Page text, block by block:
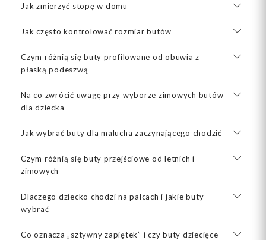
Jak zmierzyć stopę w domu
Jak często kontrolować rozmiar butów
Czym różnią się buty profilowane od obuwia z
płaską podeszwą
Na co zwrócić uwagę przy wyborze zimowych butów
dla dziecka
Jak wybrać buty dla malucha zaczynającego chodzić
Czym różnią się buty przejściowe od letnich i
zimowych
Dlaczego dziecko chodzi na palcach i jakie buty
wybrać
Co oznacza „sztywny zapiętek” i czy buty dziecięce